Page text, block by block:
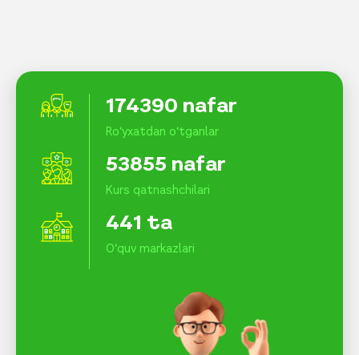
174390 nafar
Ro‘yxatdan o‘tganlar
53855 nafar
Kurs qatnashchilari
441 ta
O‘quv markazlari